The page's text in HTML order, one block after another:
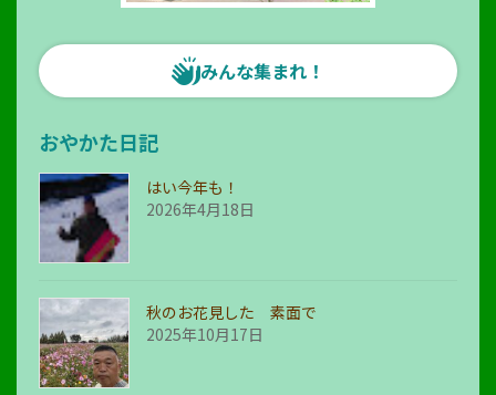
みんな集まれ！
おやかた日記
はい今年も！
2026年4月18日
秋のお花見した 素面で
2025年10月17日